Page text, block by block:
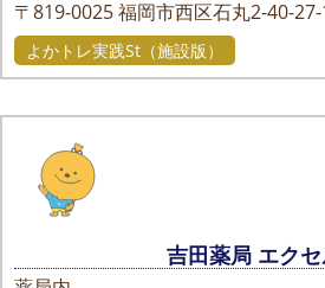
〒819-0025福岡市西区石丸2-40-27-
よかトレ実践St（施設版）
吉田薬局 エク